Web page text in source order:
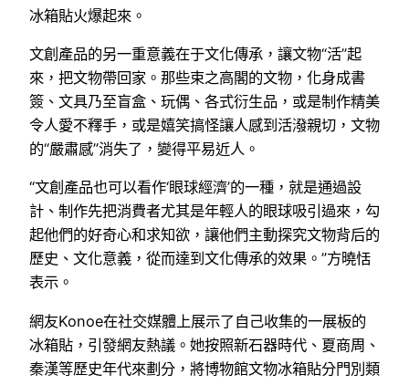
冰箱貼火爆起來。
文創產品的另一重意義在于文化傳承，讓文物“活”起
來，把文物帶回家。那些束之高閣的文物，化身成書
簽、文具乃至盲盒、玩偶、各式衍生品，或是制作精美
令人愛不釋手，或是嬉笑搞怪讓人感到活潑親切，文物
的“嚴肅感”消失了，變得平易近人。
“文創產品也可以看作‘眼球經濟’的一種，就是通過設
計、制作先把消費者尤其是年輕人的眼球吸引過來，勾
起他們的好奇心和求知欲，讓他們主動探究文物背后的
歷史、文化意義，從而達到文化傳承的效果。”方曉恬
表示。
網友Konoe在社交媒體上展示了自己收集的一展板的
冰箱貼，引發網友熱議。她按照新石器時代、夏商周、
秦漢等歷史年代來劃分，將博物館文物冰箱貼分門別類